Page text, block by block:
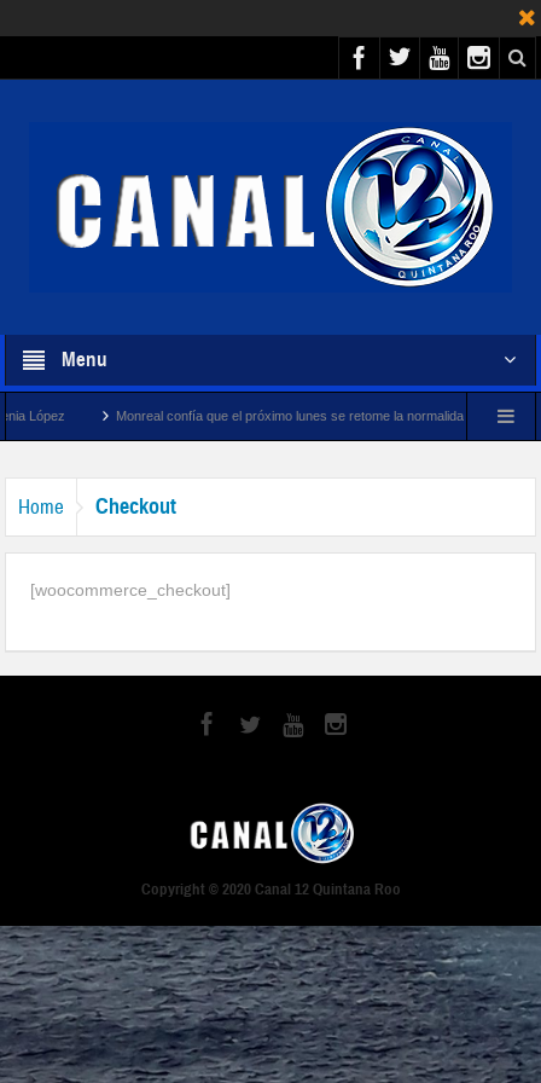
Menu
López Monreal confía que el próximo lunes se retome la normalidad en UNAM
Home Checkout
[woocommerce_checkout]
Copyright © 2020 Canal 12 Quintana Roo